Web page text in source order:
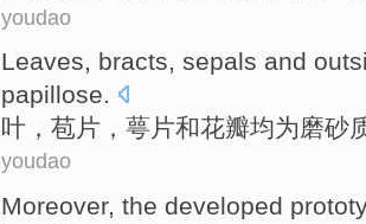
youdao
Leaves, bracts, sepals and
papillose.
叶 ， 苞片 ， 萼片和花瓣均为磨砂
youdao
Moreover, the developed